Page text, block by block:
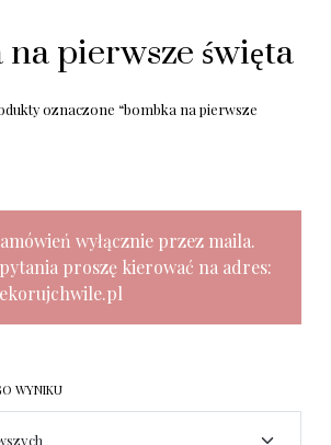
pierwsze święta
oznaczone “bombka na pierwsze
wyłącznie przez maila.
proszę kierować na adres:
WYNIKU